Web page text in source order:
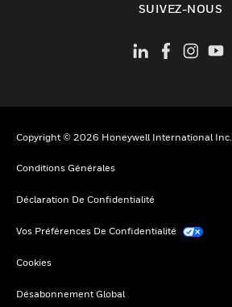
SUIVEZ-NOUS
Copyright © 2026 Honeywell International Inc.
Conditions Générales
Déclaration De Confidentialité
Vos Préférences De Confidentialité
Cookies
Désabonnement Global